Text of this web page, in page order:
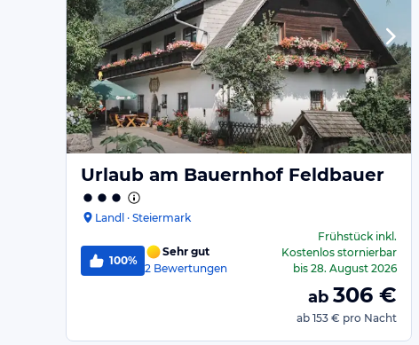
Urlaub am Bauernhof Feldbauer
Landl · Steiermark
100%
Sehr gut
2 Bewertungen
Frühstückinkl.
Kostenlos stornierbar
bis 28. August 2026
ab 306 €
ab 153 € pro Nacht